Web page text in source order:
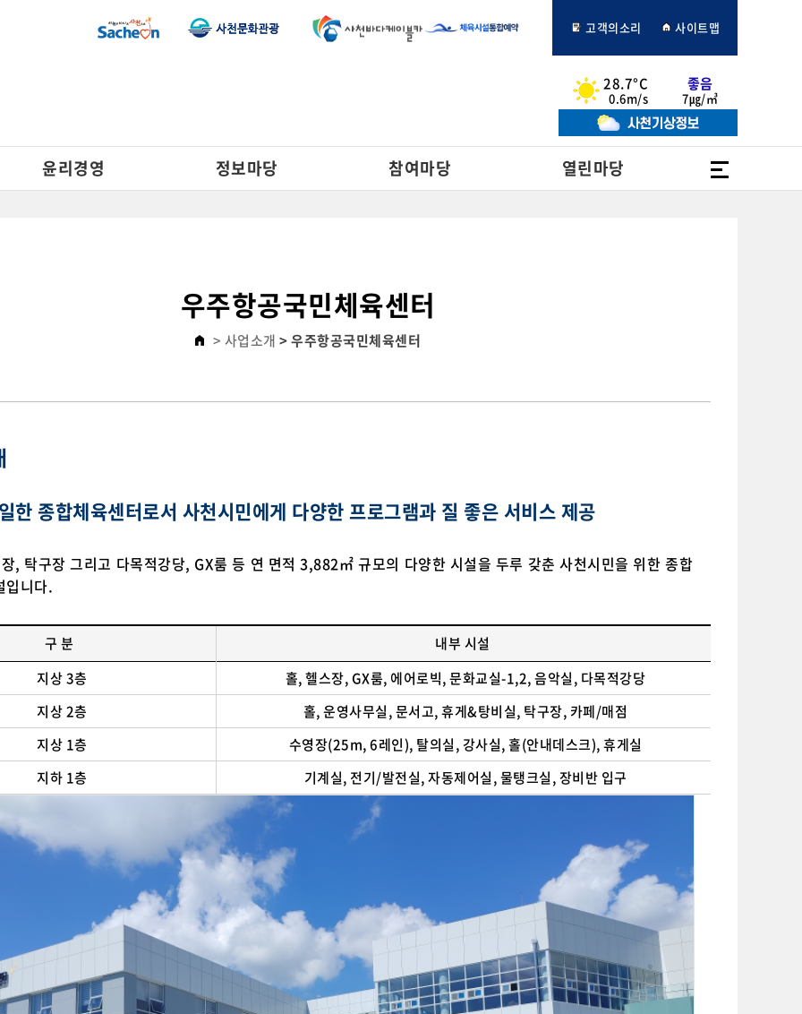
고객의소리 사이트맵
28.7°C
0.6m/s
좋음
7㎍/㎥
윤리경영 정보마당 참여마당 열린마당
우주항공국민체육센터
> 사업소개 > 우주항공국민체육센터
한 종합체육센터로서 사천시민에게 다양한 프로그램과 질 좋은 서비스 제공
, 탁구장 그리고 다목적강당, GX룸 등 연 면적 3,882㎡ 규모의 다양한 시설을 두루 갖춘 사천시민을 위한 종합
입니다.
구 분
내부 시설
지상 3층
홀, 헬스장, GX룸, 에어로빅, 문화교실-1,2, 음악실, 다목적강당
지상 2층
홀, 운영사무실, 문서고, 휴게&탕비실, 탁구장, 카페/매점
지상 1층
수영장(25m, 6레인), 탈의실, 강사실, 홀(안내데스크), 휴게실
지하 1층
기계실, 전기/발전실, 자동제어실, 물탱크실, 장비반 입구